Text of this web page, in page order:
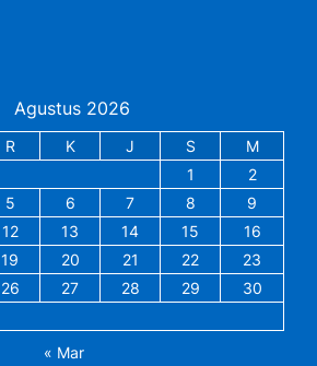
Agustus 2026
R K J S
M
1
2
5 6 7 8
9
12 13 14 15
16
19 20 21 22
23
26 27 28 29
30
« Mar